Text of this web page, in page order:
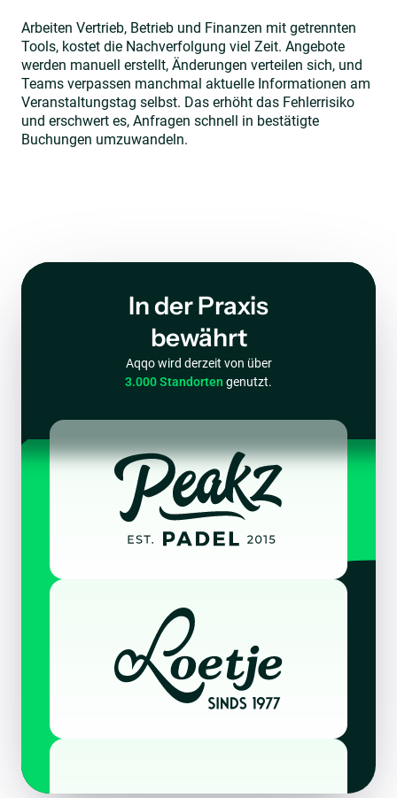
Arbeiten Vertrieb, Betrieb und Finanzen mit getrennten
Tools, kostet die Nachverfolgung viel Zeit. Angebote
werden manuell erstellt, Änderungen verteilen sich, und
Teams verpassen manchmal aktuelle Informationen am
Veranstaltungstag selbst. Das erhöht das Fehlerrisiko
und erschwert es, Anfragen schnell in bestätigte
Buchungen umzuwandeln.
In der Praxis
bewährt
Aqqo wird derzeit von über
3.000 Standorten genutzt.